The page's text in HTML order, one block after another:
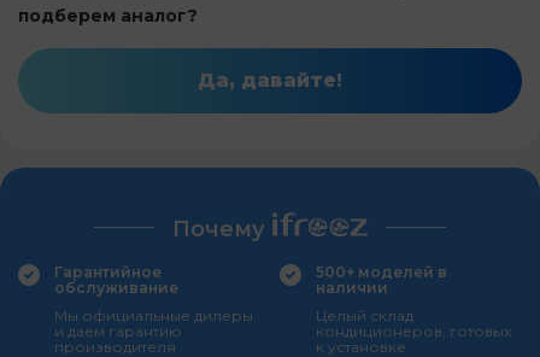
подберем аналог?
Да, давайте!
Почему
Гарантийное
обслуживание
Мы официальные дилеры
и даем гарантию
производителя
500+ моделей в
наличии
Целый склад
кондиционеров, готовых
к установке